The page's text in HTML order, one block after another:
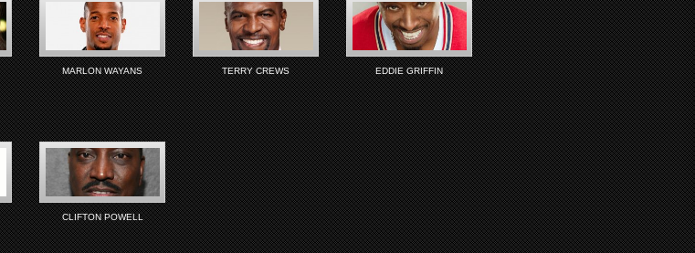
MARLON WAYANS TERRY CREWS EDDIE GRIFFIN
CLIFTON POWELL